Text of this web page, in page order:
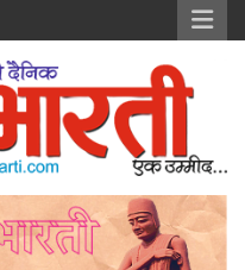
Group